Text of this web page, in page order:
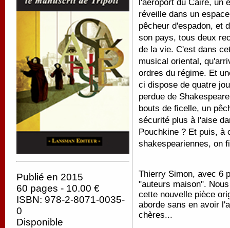
Publié en 2015
60 pages - 10.00 €
ISBN: 978-2-8071-0035-
0
Disponible
l'aéroport du Caire, un
réveille dans un
pêcheur d'espadon, et
son pays, tous deux
de la vie. C'est dans
musical oriental,
ordres du régime. Et
ci dispose de quatre
perdue de
bouts de ficelle, un
sécurité plus à l'aise
Pouchkine ? Et puis, à
shakespeariennes, on
Thierry Simon, avec 6
"auteurs maison".
cette nouvelle pièce
aborde sans en avoir
chères...